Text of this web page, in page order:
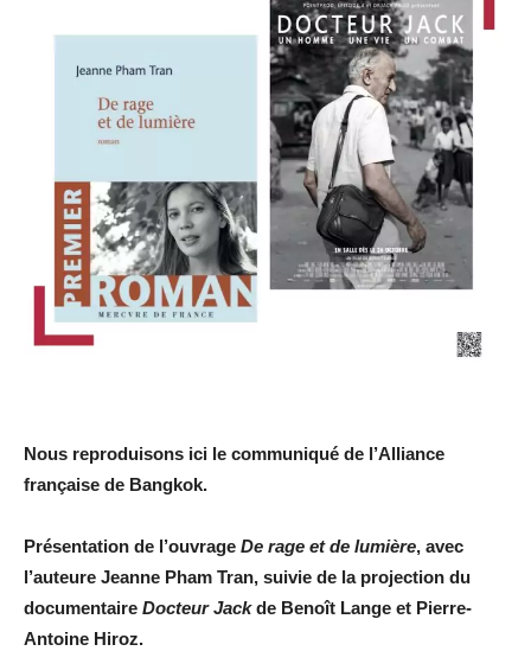
Nous reproduisons ici le communiqué de l’Alliance
française de Bangkok.
Présentation de l’ouvrage De rage et de lumière, avec
l’auteure Jeanne Pham Tran, suivie de la projection du
documentaire Docteur Jackde Benoît Lange et Pierre-
Antoine Hiroz.